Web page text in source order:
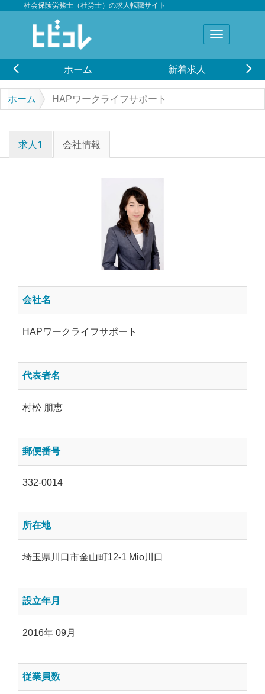
社会保険労務士（社労士）の求人転職サイト
ホーム 新着求人
ホーム HAPワークライフサポート
求人1 会社情報
会社名
HAPワークライフサポート
代表者名
村松 朋恵
郵便番号
332-0014
所在地
埼玉県川口市金山町12-1 Mio川口
設立年月
2016年 09月
従業員数